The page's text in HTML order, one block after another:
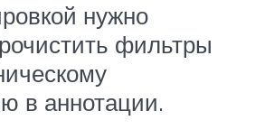
нужно
фильтры
в аннотации.